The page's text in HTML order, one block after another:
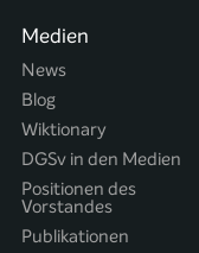
Medien
News
Blog
Wiktionary
DGSv in den Medien
Positionen des
Vorstandes
Publikationen